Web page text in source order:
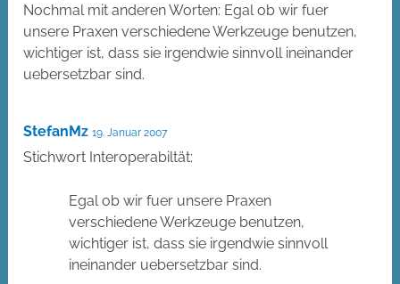
Nochmal mit anderen Worten: Egal ob wir fuer
unsere Praxen verschiedene Werkzeuge benutzen,
wichtiger ist, dass sie irgendwie sinnvoll ineinander
uebersetzbar sind.
StefanMz 19. Januar 2007
Stichwort Interoperabiltät:
Egal ob wir fuer unsere Praxen
verschiedene Werkzeuge benutzen,
wichtiger ist, dass sie irgendwie sinnvoll
ineinander uebersetzbar sind.